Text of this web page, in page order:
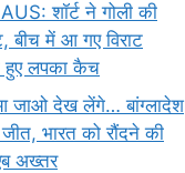
शॉर्ट ने गोली की
बीच में आ गए विराट
हुए लपका कैच
जाओ देख लेंगे… बांग्लादेश
भारत को रौंदने की
अख्तर